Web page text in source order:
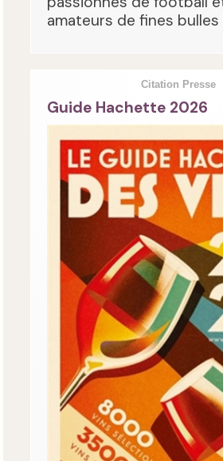
amateurs de fines bulles
Citation Presse
Guide Hachette 2026